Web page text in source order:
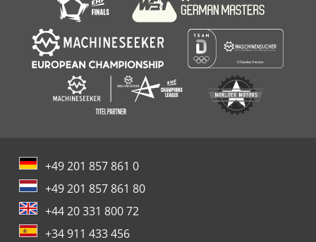
+49 201 857 861 0
+49 201 857 861 80
+44 20 331 800 72
+34 911 433 456